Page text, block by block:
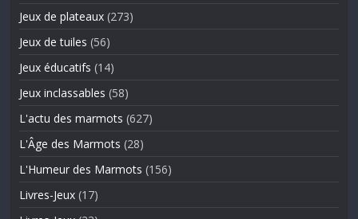
Jeux de plateaux (273)
Jeux de tuiles (56)
Jeux éducatifs (14)
Jeux inclassables (58)
L'actu des marmots (627)
L'Âge des Marmots (28)
L'Humeur des Marmots (156)
Livres-Jeux (17)